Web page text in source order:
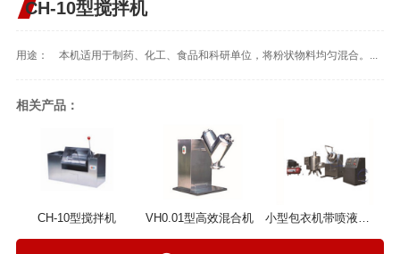
CH-10型搅拌机
用途： 本机适用于制药、化工、食品和科研单位，将粉状物料均匀混合。...
相关产品：
CH-10型搅拌机 VH0.01型高效混合机